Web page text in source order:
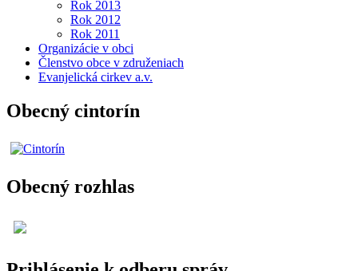
Rok 2013
Rok 2012
Rok 2011
Organizácie v obci
Členstvo obce v združeniach
Evanjelická cirkev a.v.
Obecný cintorín
Obecný rozhlas